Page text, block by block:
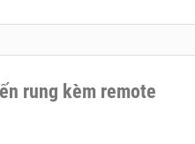
rung kèm remote